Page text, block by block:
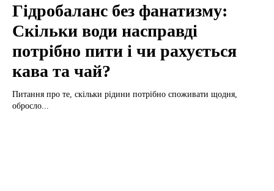
Гідробаланс без фанатизму:
Скільки води насправді
потрібно пити і чи рахується
кава та чай?
Питання про те, скільки рідини потрібно споживати щодня,
обросло...